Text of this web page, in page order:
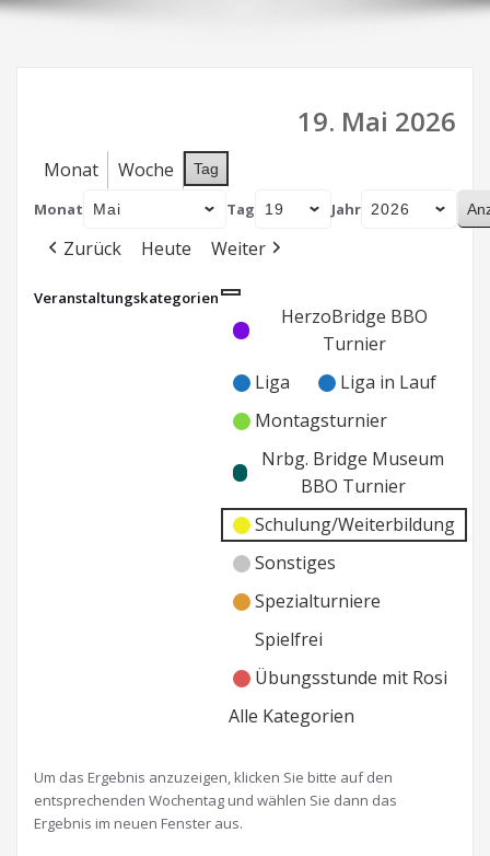
19. Mai 2026
Monat Woche Tag
Monat Tag Jahr
Zurück Heute Weiter
Veranstaltungskategorien
Kategorie
ohne
Kategorie
HerzoBridge BBO
Turnier
Liga
Liga in Lauf
Montagsturnier
Nrbg. Bridge Museum
BBO Turnier
Schulung/Weiterbildung
Sonstiges
Spezialturniere
Spielfrei
Übungsstunde mit Rosi
Alle Kategorien
Um das Ergebnis anzuzeigen, klicken Sie bitte auf den
entsprechenden Wochentag und wählen Sie dann das
Ergebnis im neuen Fenster aus.